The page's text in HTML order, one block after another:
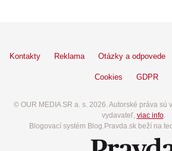
Kontakty Reklama Otázky a odpovede
Cookies GDPR
© OUR MEDIA SR a. s. 2026. Autorské práva sú
vydavateľ, viac info.
Blogovací systém Blog.Pravda.sk beží na